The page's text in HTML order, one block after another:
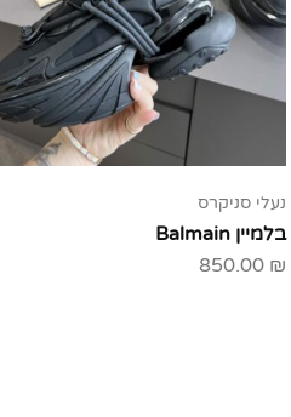
נעלי סניקרס
בלמיין Balmain
850.00 ₪